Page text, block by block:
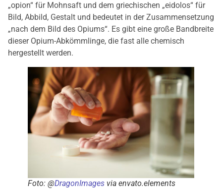
„opion“ für Mohnsaft und dem griechischen „eidolos“ für
Bild, Abbild, Gestalt und bedeutet in der Zusammensetzung
„nach dem Bild des Opiums“. Es gibt eine große Bandbreite
dieser Opium-Abkömmlinge, die fast alle chemisch
hergestellt werden.
Foto: @DragonImages via envato.elements